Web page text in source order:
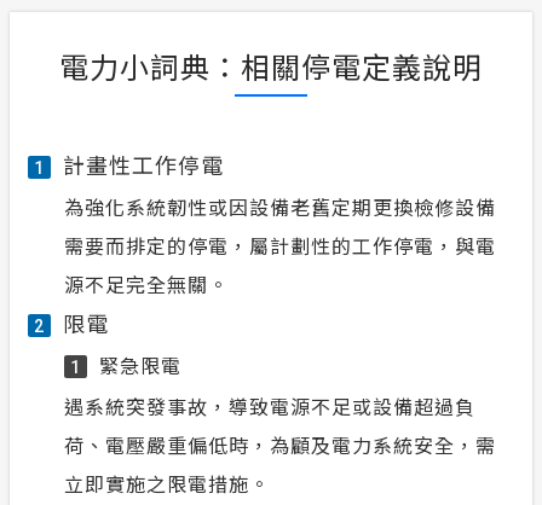
電力小詞典：相關停電定義說明
1 計畫性工作停電
為強化系統韌性或因設備老舊定期更換檢修設備
需要而排定的停電，屬計劃性的工作停電，與電
源不足完全無關。
2 限電
1
緊急限電
遇系統突發事故，導致電源不足或設備超過負
荷、電壓嚴重偏低時，為顧及電力系統安全，需
立即實施之限電措施。